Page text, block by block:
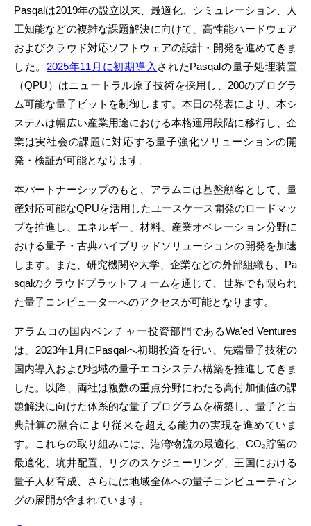
Pasqalは2019年の設立以来、最適化、シミュレーション、人
工知能などの複雑な課題解決に向けて、高性能ハードウェア
およびクラウド対応ソフトウェアの設計・開発を進めてきま
した。 2025年11月に初期導入 されたPasqalの量子処理装置
（QPU）はニュートラル原子技術を採用し、200のプログラ
ム可能な量子ビットを制御します。本日の発表により、本シ
ステムは幅広い産業用途における本格運用段階に移行し、企
業は実社会の課題に対応する量子強化ソリューションの開
発・検証が可能となります。
本パートナーシップのもと、アラムコは基盤顧客として、量
産対応可能なQPUを活用したユースケース開発のロードマッ
プを推進し、エネルギー、材料、産業オペレーション分野に
おける量子・古典ハイブリッドソリューションの開発を加速
します。また、研究機関や大学、企業などの外部組織も、Pa
sqalのクラウドプラットフォームを通じて、世界でも限られ
た量子コンピューターへのアクセスが可能となります。
アラムコの国内ベンチャー投資部門であるWa'ed Ventures
は、2023年1月にPasqalへ初期投資を行い、先端量子技術の
国内導入および地域の量子エコシステム構築を推進してきま
した。以降、両社は複数の重点分野にわたる高付加価値の課
題解決に向けた体系的な量子プログラムを構築し、量子と古
典計算の融合により従来を超える能力の実現を進めていま
す。これらの取り組みには、港湾物流の最適化、CO₂貯留の
最適化、坑井配置、リグのスケジューリング、王国における
量子人材育成、さらには地域全体への量子コンピューティン
グの展開が含まれています。